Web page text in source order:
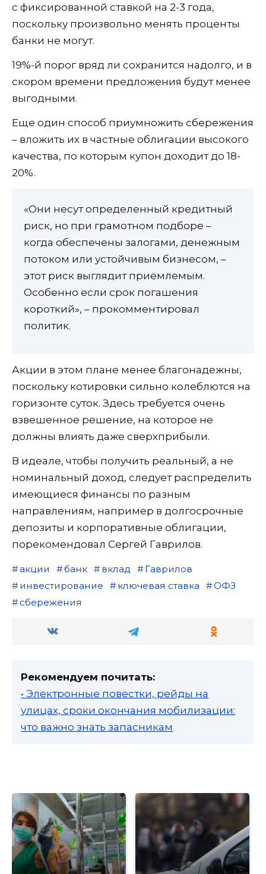
с фиксированной ставкой на 2-3 года,
поскольку произвольно менять проценты
банки не могут.
19%-й порог вряд ли сохранится надолго, и в
скором времени предложения будут менее
выгодными.
Еще один способ приумножить сбережения
– вложить их в частные облигации высокого
качества, по которым купон доходит до 18-
20%.
«Они несут определенный кредитный
риск, но при грамотном подборе –
когда обеспечены залогами, денежным
потоком или устойчивым бизнесом, –
этот риск выглядит приемлемым.
Особенно если срок погашения
короткий», – прокомментировал
политик.
Акции в этом плане менее благонадежны,
поскольку котировки сильно колеблются на
горизонте суток. Здесь требуется очень
взвешенное решение, на которое не
должны влиять даже сверхприбыли.
В идеале, чтобы получить реальный, а не
номинальный доход, следует распределить
имеющиеся финансы по разным
направлениям, например в долгосрочные
депозиты и корпоративные облигации,
порекомендовал Сергей Гаврилов.
акции банк вклад
Гаврилов
инвестирование
ключевая ставка
ОФЗ
сбережения
Рекомендуем почитать:
• Электронные повестки, рейды на
улицах, сроки окончания мобилизации:
что важно знать запасникам